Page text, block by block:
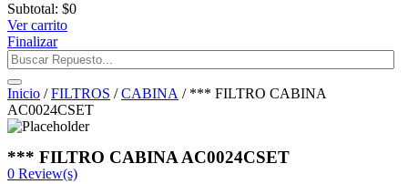
Subtotal: $0
Ver carrito
Finalizar
Inicio /FILTROS /CABINA / *** FILTRO CABINA
AC0024CSET
*** FILTRO CABINA AC0024CSET
0 Review(s)